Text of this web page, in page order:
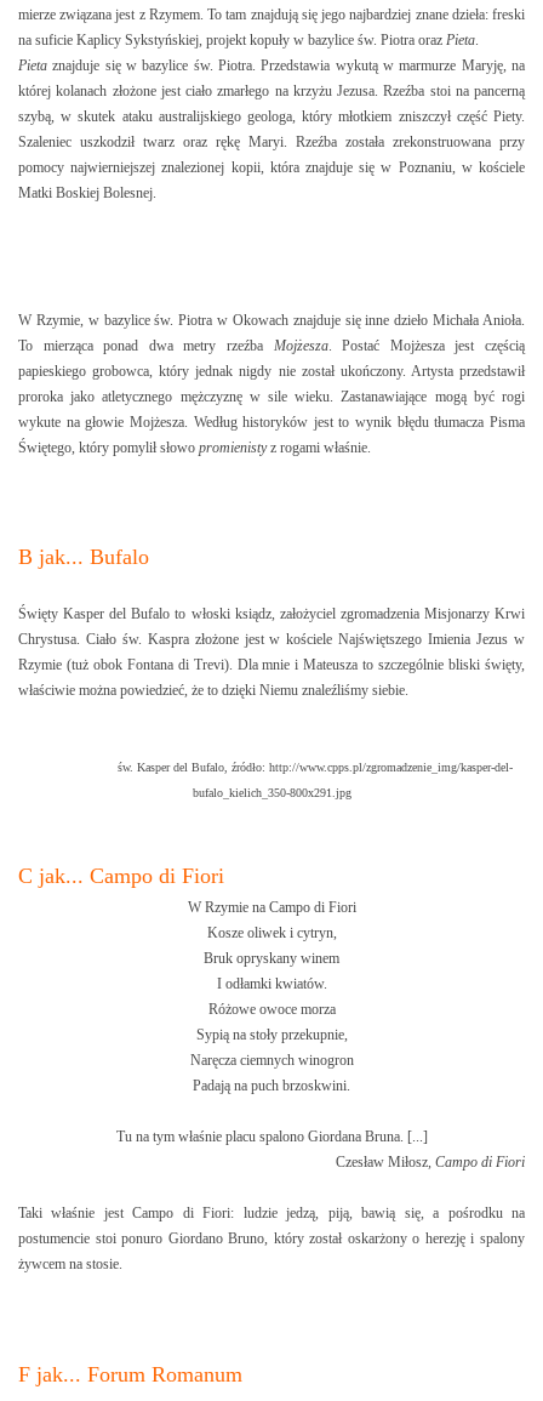
mierze związana jest z Rzymem. To tam znajdują się jego najbardziej znane dzieła: freski
na suficie Kaplicy Sykstyńskiej, projekt kopuły w bazylice św. Piotra oraz Pieta.
Pieta znajduje się w bazylice św. Piotra. Przedstawia wykutą w marmurze Maryję, na
której kolanach złożone jest ciało zmarłego na krzyżu Jezusa. Rzeźba stoi na pancerną
szybą, w skutek ataku australijskiego geologa, który młotkiem zniszczył część Piety.
Szaleniec uszkodził twarz oraz rękę Maryi. Rzeźba została zrekonstruowana przy
pomocy najwierniejszej znalezionej kopii, która znajduje się w Poznaniu, w kościele
Matki Boskiej Bolesnej.
W Rzymie, w bazylice św. Piotra w Okowach znajduje się inne dzieło Michała Anioła.
To mierząca ponad dwa metry rzeźba Mojżesza. Postać Mojżesza jest częścią
papieskiego grobowca, który jednak nigdy nie został ukończony. Artysta przedstawił
proroka jako atletycznego mężczyznę w sile wieku. Zastanawiające mogą być rogi
wykute na głowie Mojżesza. Według historyków jest to wynik błędu tłumacza Pisma
Świętego, który pomylił słowo promienistyz rogami właśnie.
B jak... Bufalo
Święty Kasper del Bufalo to włoski ksiądz, założyciel zgromadzenia Misjonarzy Krwi
Chrystusa. Ciało św. Kaspra złożone jest w kościele Najświętszego Imienia Jezus w
Rzymie (tuż obok Fontana di Trevi). Dla mnie i Mateusza to szczególnie bliski święty,
właściwie można powiedzieć, że to dzięki Niemu znaleźliśmy siebie.
św. Kasper del Bufalo, źródło: http://www.cpps.pl/zgromadzenie_img/kasper-del-
bufalo_kielich_350-800x291.jpg
C jak... Campo di Fiori
W Rzymie na Campo di Fiori
Kosze oliwek i cytryn,
Bruk opryskany winem
I odłamki kwiatów.
Różowe owoce morza
Sypią na stoły przekupnie,
Naręcza ciemnych winogron
Padają na puch brzoskwini.
Tu na tym właśnie placu spalono Giordana Bruna. [...]
Czesław Miłosz, Campo di Fiori
Taki właśnie jest Campo di Fiori: ludzie jedzą, piją, bawią się, a pośrodku na
postumencie stoi ponuro Giordano Bruno, który został oskarżony o herezję i spalony
żywcem na stosie.
F jak... Forum Romanum